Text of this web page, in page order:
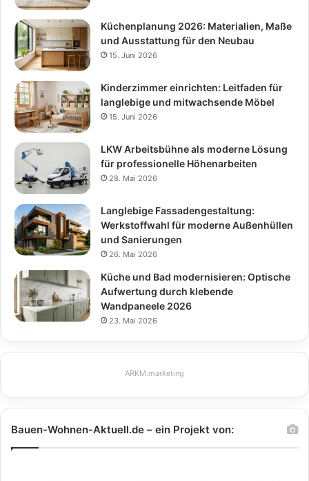
Küchenplanung 2026: Materialien, Maße
und Ausstattung für den Neubau
15. Juni 2026
Kinderzimmer einrichten: Leitfaden für
langlebige und mitwachsende Möbel
15. Juni 2026
LKW Arbeitsbühne als moderne Lösung
für professionelle Höhenarbeiten
28. Mai 2026
Langlebige Fassadengestaltung:
Werkstoffwahl für moderne Außenhüllen
und Sanierungen
26. Mai 2026
Küche und Bad modernisieren: Optische
Aufwertung durch klebende
Wandpaneele 2026
23. Mai 2026
ARKM.marketing
Bauen-Wohnen-Aktuell.de – ein Projekt von: